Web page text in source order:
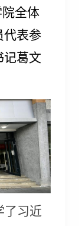
全体
代表参
记葛文
了习近